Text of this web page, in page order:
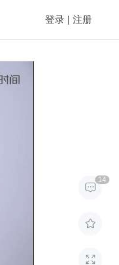
登录 注册

14

